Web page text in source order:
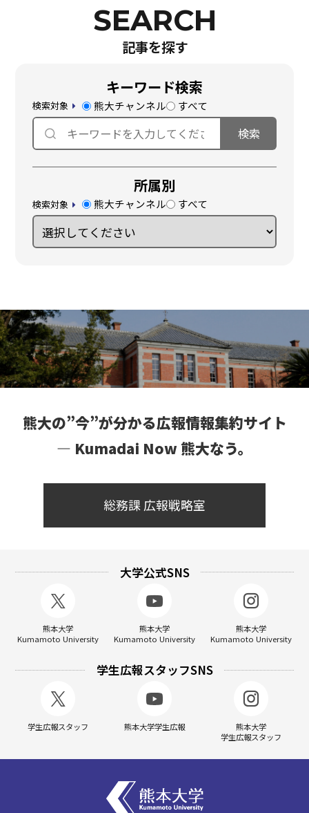
記事を探す
キーワード検索
検索対象 熊大チャンネル すべて
所属別
検索対象 熊大チャンネル すべて
熊大の”今”が分かる広報情報集約サイト
― Kumadai Now 熊大なう。
総務課 広報戦略室
大学公式SNS
熊本大学
Kumamoto University
熊本大学
Kumamoto University
熊本大学
Kumamoto University
学生広報スタッフSNS
学生広報スタッフ 熊本大学学生広報
熊本大学
学生広報スタッフ